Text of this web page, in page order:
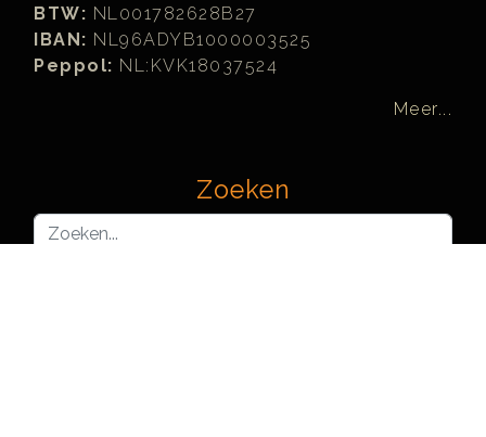
BTW: NL001782628B27
IBAN: NL96ADYB1000003525
Peppol: NL:KVK18037524
Meer...
Zoeken
Zoeken...